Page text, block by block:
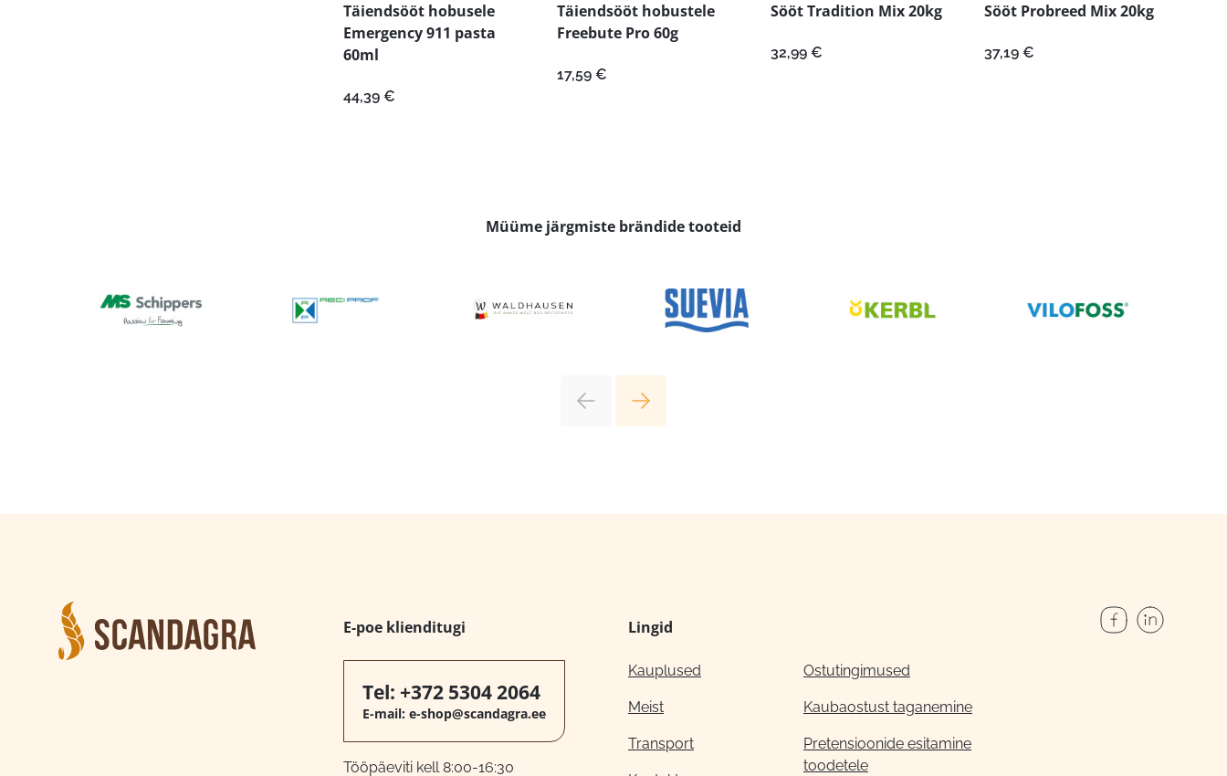
Täiendsööt hobusele
Emergency 911 pasta
60ml
44,39 €
Täiendsööt hobustele
Freebute Pro 60g
17,59 €
Sööt Tradition Mix 20kg
32,99 €
Sööt Probreed Mix 20kg
37,19 €
Müüme järgmiste brändide tooteid
E-poe klienditugi
Tel: +372 5304 2064
E-mail: e-shop@scandagra.ee
Tööpäeviti kell 8:00-16:30
Lingid
Kauplused
Meist
Transport
Ostutingimused
Kaubaostust taganemine
Pretensioonide esitamine
toodetele